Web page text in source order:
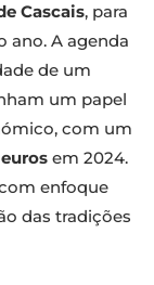
Cascais, para
ano. A agenda
de um
um papel
com um
em 2024.
enfoque
das tradições